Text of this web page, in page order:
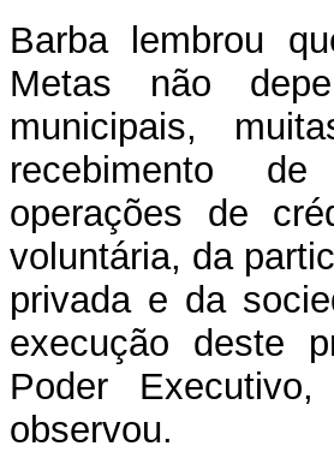
Barba lembrou
Metas não
municipais,
recebimento
operações de
voluntária, da
privada e da
execução deste
Poder
observou.